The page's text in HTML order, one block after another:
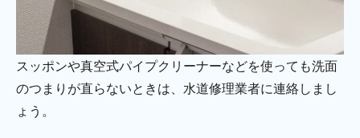
スッポンや真空式パイプクリーナーなどを使っても洗面
のつまりが直らないときは、水道修理業者に連絡しまし
ょう。